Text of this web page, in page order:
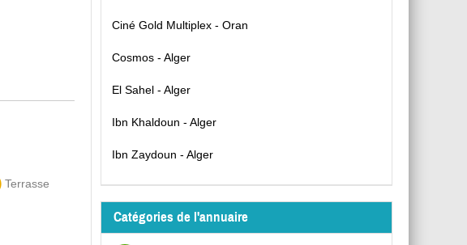
Terrasse
Ciné Gold Multiplex - Oran
Cosmos - Alger
El Sahel - Alger
Ibn Khaldoun - Alger
Ibn Zaydoun - Alger
Catégories de l'annuaire